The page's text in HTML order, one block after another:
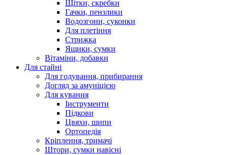
Щітки, скребки
Гачки, пензлики
Водозгони, суконки
Для плетіння
Стрижка
Ящики, сумки
Вітаміни, добавки
Для стайні
Для годування, прибирання
Догляд за амуніцією
Для кування
Інструменти
Підкови
Цвяхи, шипи
Ортопедія
Кріплення, тримачі
Штори, сумки навісні